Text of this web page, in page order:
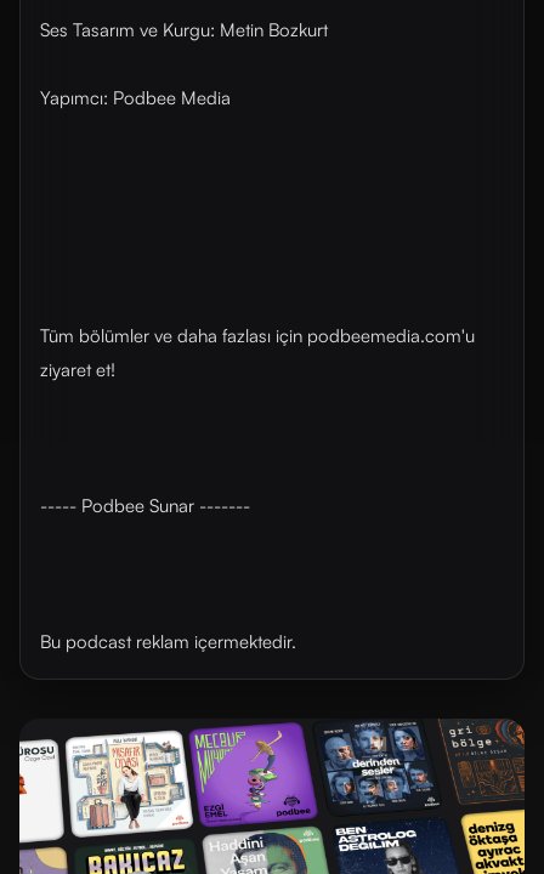
Ses Tasarım ve Kurgu: Metin Bozkurt
Yapımcı: Podbee Media
Tüm bölümler ve daha fazlası için ⁠⁠podbeemedia.com⁠⁠'u
ziyaret et!
----- Podbee Sunar -------
Bu podcast reklam içermektedir.